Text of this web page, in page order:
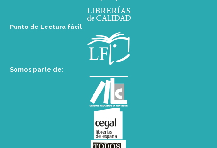
Punto de Lectura fácil
Somos parte de: